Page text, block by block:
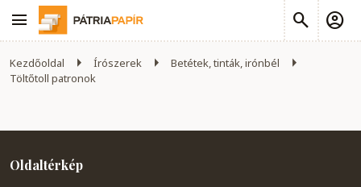
Kezdőoldal Írószerek
Betétek, tinták, irónbél
Töltőtoll patronok
Oldaltérkép